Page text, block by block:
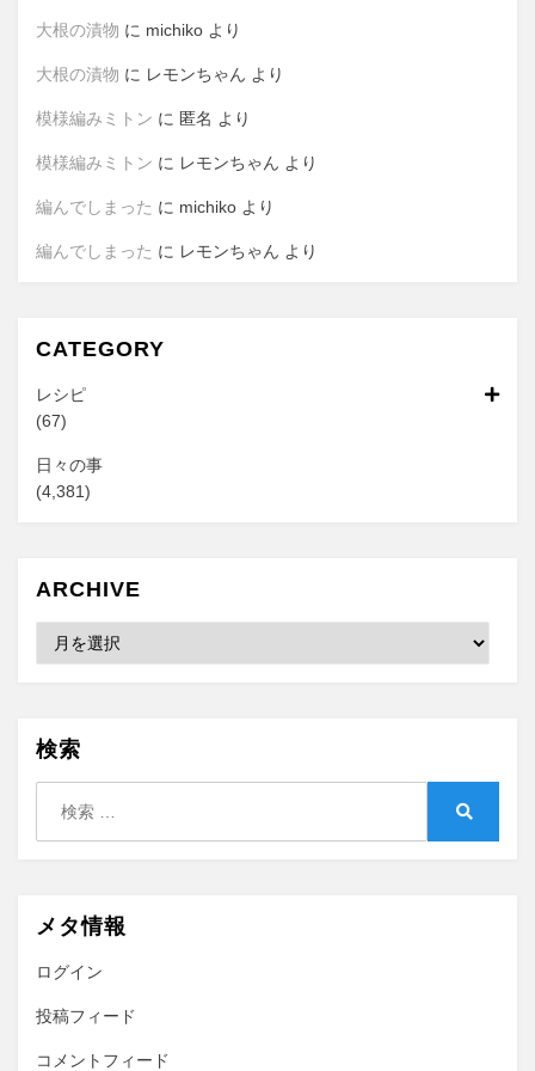
大根の漬物 に michiko より
大根の漬物 に レモンちゃん より
模様編みミトン に 匿名 より
模様編みミトン に レモンちゃん より
編んでしまった に michiko より
編んでしまった に レモンちゃん より
CATEGORY
レシピ
(67)
日々の事
(4,381)
ARCHIVE
Archive
検索
メタ情報
ログイン
投稿フィード
コメントフィード